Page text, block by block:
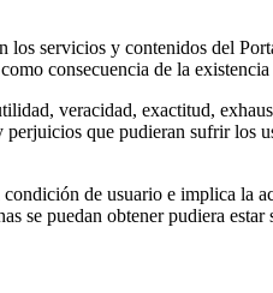
servicios y contenidos del
consecuencia de la
veracidad, exactitud,
que pudieran sufrir
de usuario e implica la
se puedan obtener pudiera